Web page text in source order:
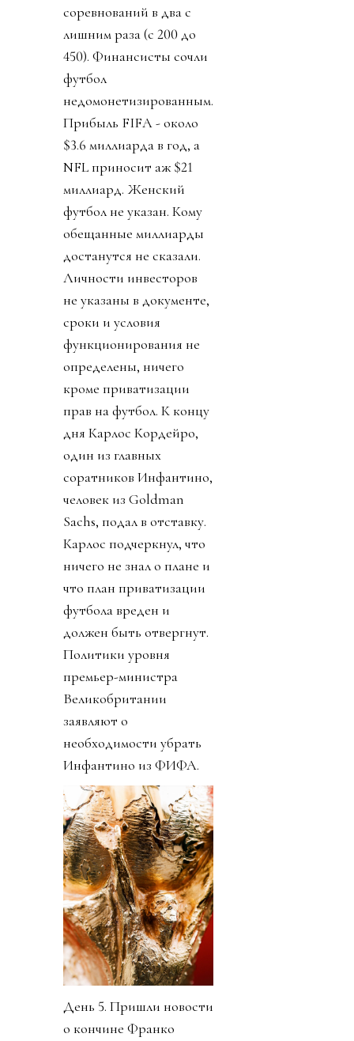
соревнований в два с
лишним раза (с 200 до
450). Финансисты сочли
футбол
недомонетизированным.
Прибыль FIFA - около
$3.6 миллиарда в год, а
NFL приносит аж $21
миллиард. Женский
футбол не указан. Кому
обещанные миллиарды
достанутся не сказали.
Личности инвесторов
не указаны в документе,
сроки и условия
функционирования не
определены, ничего
кроме приватизации
прав на футбол. К концу
дня Карлос Кордейро,
один из главных
соратников Инфантино,
человек из Goldman
Sachs, подал в отставку.
Карлос подчеркнул, что
ничего не знал о плане и
что план приватизации
футбола вреден и
должен быть отвергнут.
Политики уровня
премьер-министра
Великобритании
заявляют о
необходимости убрать
Инфантино из ФИФА.
День 5. Пришли новости
о кончине Франко